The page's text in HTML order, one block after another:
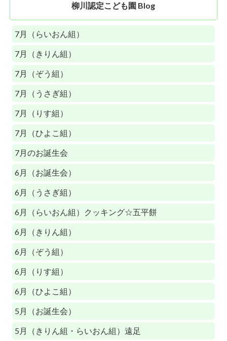
柳川認定こども園 Blog
7月（らいおん組）
7月（きりん組）
7月（ぞう組）
7月（うさぎ組）
7月（りす組）
7月（ひよこ組）
7月のお誕生会
6月（お誕生会）
6月（うさぎ組）
6月（らいおん組）クッキング☆五平餅
6月（きりん組）
6月（ぞう組）
6月（りす組）
6月（ひよこ組）
5月（お誕生会）
5月（きりん組・らいおん組）遠足